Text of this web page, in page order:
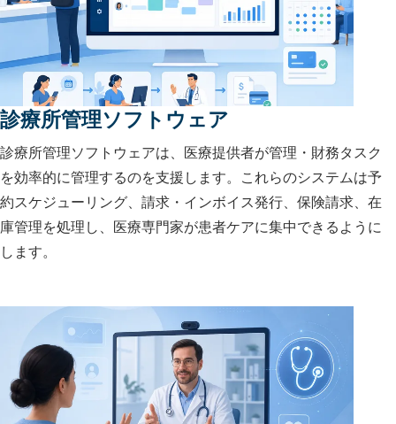
診療所管理ソフトウェア
診療所管理ソフトウェアは、医療提供者が管理・財務タスク
を効率的に管理するのを支援します。これらのシステムは予
約スケジューリング、請求・インボイス発行、保険請求、在
庫管理を処理し、医療専門家が患者ケアに集中できるように
します。